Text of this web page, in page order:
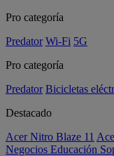
Pro categoría
Predator Wi-Fi 5G
Pro categoría
Predator Bicicletas
Destacado
Acer Nitro Blaze 11
Negocios Educación